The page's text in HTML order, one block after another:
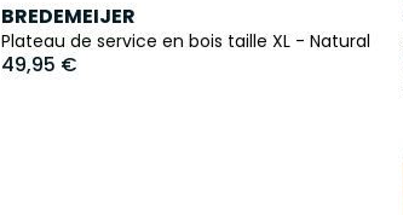
BREDEMEIJER
Plateau de service en bois taille XL - Natural
49,95 €